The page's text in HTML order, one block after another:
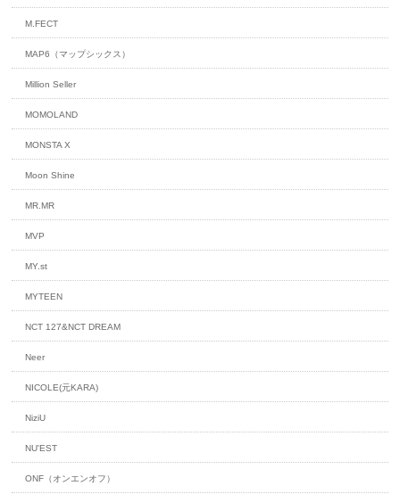
M.FECT
MAP6（マップシックス）
Million Seller
MOMOLAND
MONSTA X
Moon Shine
MR.MR
MVP
MY.st
MYTEEN
NCT 127&NCT DREAM
Neer
NICOLE(元KARA)
NiziU
NU'EST
ONF（オンエンオフ）